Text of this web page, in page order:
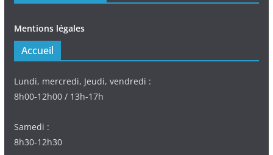
Mentions légales
Accueil
Lundi, mercredi, Jeudi, vendredi :
8h00-12h00 / 13h-17h
Samedi :
8h30-12h30